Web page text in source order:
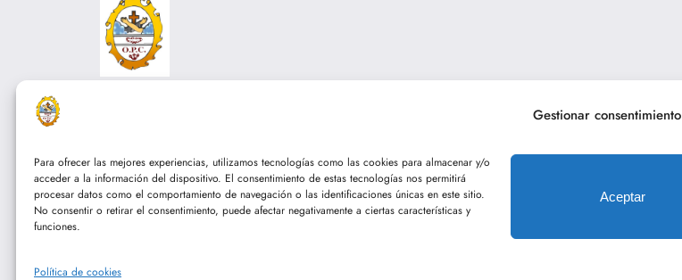
Gestionar consentimiento
Para ofrecer las mejores experiencias, utilizamos tecnologías como las cookies para almacenar y/o
acceder a la información del dispositivo. El consentimiento de estas tecnologías nos permitirá
procesar datos como el comportamiento de navegación o las identificaciones únicas en este sitio.
No consentir o retirar el consentimiento, puede afectar negativamente a ciertas características y
funciones.
Aceptar
Política de cookies